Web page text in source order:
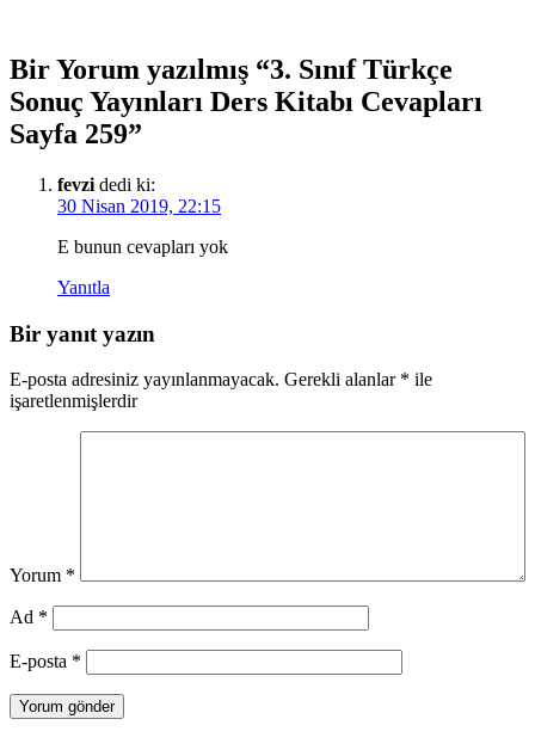
Bir Yorum yazılmış “3. Sınıf Türkçe
Sonuç Yayınları Ders Kitabı Cevapları
Sayfa 259”
fevzi dedi ki:
30 Nisan 2019, 22:15
E bunun cevapları yok
Yanıtla
Bir yanıt yazın
E-posta adresiniz yayınlanmayacak. Gerekli alanlar * ile
işaretlenmişlerdir
Yorum *
Ad *
E-posta *